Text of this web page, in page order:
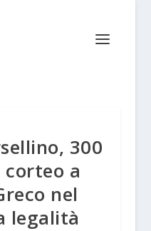
300
a
nel
legalità